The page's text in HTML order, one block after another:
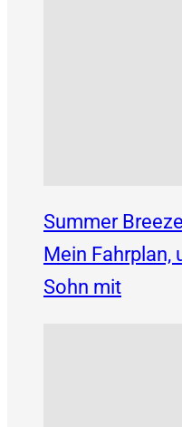
Summer
Mein Fahrplan,
Sohn mit